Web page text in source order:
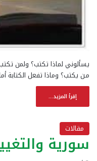
يسألوني لماذا تكتب؟ ولمن
مـن يكتب؟ وماذا تفعل الكتابة
إقرأ المزيد...
مقالات
سورية